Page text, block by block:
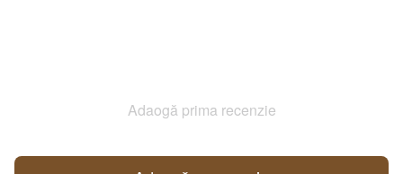
Adaogă prima recenzie